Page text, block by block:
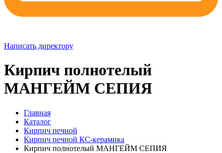
Написать директору
Кирпич полнотелый
МАНГЕЙМ СЕПИЯ
Главная
Каталог
Кирпич печной
Кирпич печной КС-керамика
Кирпич полнотелый МАНГЕЙМ СЕПИЯ